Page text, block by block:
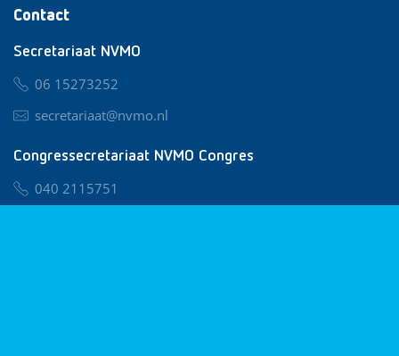
Contact
Secretariaat NVMO
06 15273252
secretariaat@nvmo.nl
Congressecretariaat NVMO Congres
040 2115751